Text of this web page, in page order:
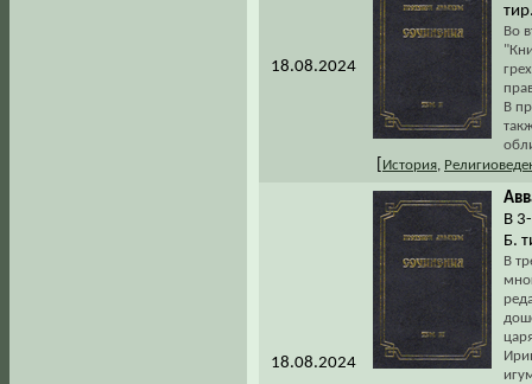
18.08.2024
Во
В
История
18.08.2024
В
Б.
В